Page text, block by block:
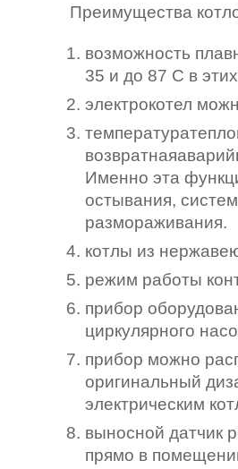
Преимущества
возможность
35 и до 87 С в
электрокотел
Именно эта
остывания,
размораживания.
котлы из
режим работы
прибор
циркулярного
прибор можно
оригинальный
электрическим
выносной датчик
прямо в